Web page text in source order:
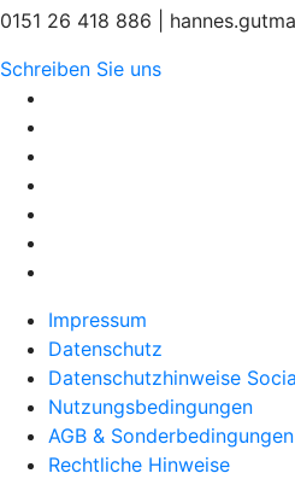
0151 26 418 886 |
Schreiben Sie uns
Impressum
Datenschutz
Datenschutzhinweise
Nutzungsbedingungen
AGB & Sonderbedingungen
Rechtliche Hinweise